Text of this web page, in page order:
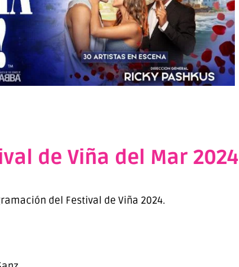
de Viña del Mar 2024
del Festival de Viña 2024.